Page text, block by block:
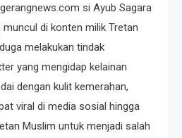
si Ayub Sagara
di konten milik Tretan
melakukan tindak
yang mengidap kelainan
dengan kulit kemerahan,
viral di media sosial hingga
Muslim untuk menjadi salah